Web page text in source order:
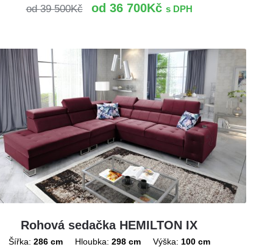
39 500Kč 36 700Kč s DPH
Rohová sedačka HEMILTON IX
Šířka: 286 cm Hloubka: 298 cm Výška: 100 cm